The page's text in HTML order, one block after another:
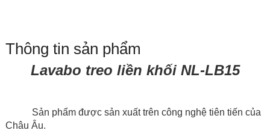
Thông tin sản phẩm
Lavabo treo liền khối NL-LB15
Sản phẩm được sản xuất trên công nghệ tiên tiến của
Châu Âu.